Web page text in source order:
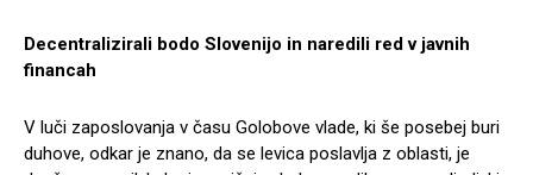
Decentralizirali bodo Slovenijo in naredili red v javnih
financah
V luči zaposlovanja v času Golobove vlade, ki še posebej buri
duhove, odkar je znano, da se levica poslavlja z oblasti, je